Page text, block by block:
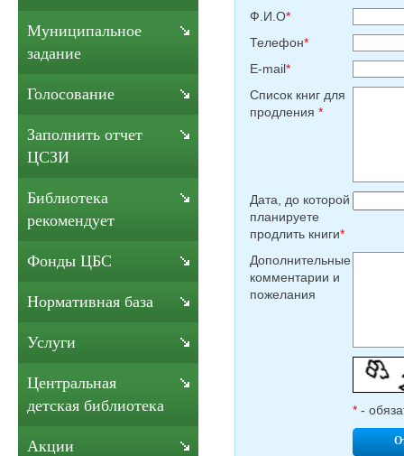
Ф.И.О*
Телефон*
E-mail*
Список книг для
продления *
Дата, до которой
планируете
продлить книги*
Дополнительные
комментарии и
пожелания
* -
Муниципальное
задание
Голосование
Заполнить отчет
ЦСЗИ
Библиотека
рекомендует
Фонды ЦБС
Нормативная база
Услуги
Центральная
детская библиотека
Акции